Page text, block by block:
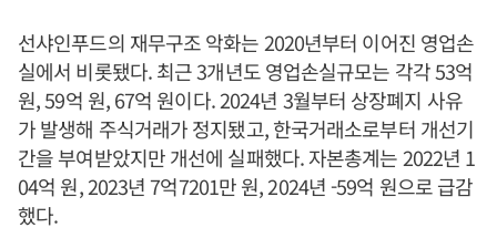
선샤인푸드의 재무구조 악화는 2020년부터 이어진 영업손
실에서 비롯됐다. 최근 3개년도 영업손실규모는 각각 53억
원, 59억 원, 67억 원이다. 2024년 3월부터 상장폐지 사유
가 발생해 주식거래가 정지됐고, 한국거래소로부터 개선기
간을 부여받았지만 개선에 실패했다. 자본총계는 2022년 1
04억 원, 2023년 7억7201만 원, 2024년 -59억 원으로 급감
했다.